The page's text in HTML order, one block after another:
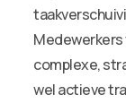
Medewerkers
complexe,
wel actieve